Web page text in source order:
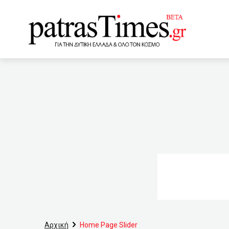
Αρχική Home Page Slider